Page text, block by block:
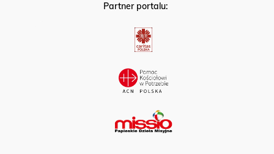
Partner portalu: